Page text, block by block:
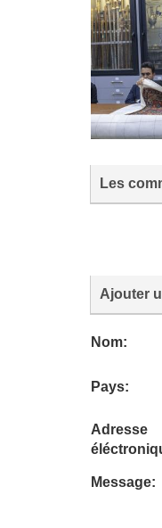
Les
Ajouter
Nom:
Pays:
Adresse
Message: